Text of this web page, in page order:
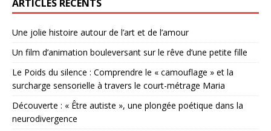
ARTICLES RÉCENTS
Une jolie histoire autour de l’art et de l’amour
Un film d’animation bouleversant sur le rêve d’une petite fille
Le Poids du silence : Comprendre le « camouflage » et la
surcharge sensorielle à travers le court-métrage Maria
Découverte : « Être autiste », une plongée poétique dans la
neurodivergence